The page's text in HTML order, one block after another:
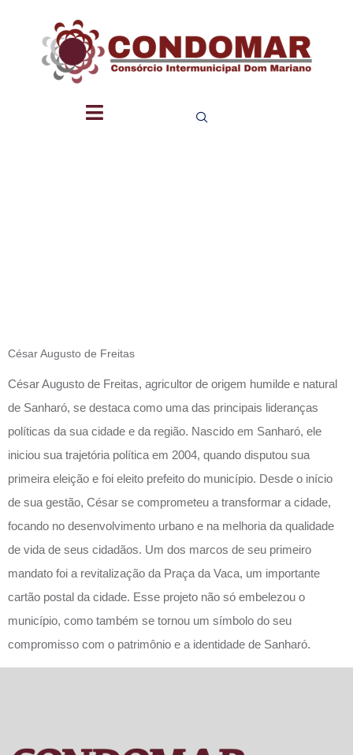
César Augusto de Freitas
César Augusto de Freitas, agricultor de origem humilde e natural
de Sanharó, se destaca como uma das principais lideranças
políticas da sua cidade e da região. Nascido em Sanharó, ele
iniciou sua trajetória política em 2004, quando disputou sua
primeira eleição e foi eleito prefeito do município. Desde o início
de sua gestão, César se comprometeu a transformar a cidade,
focando no desenvolvimento urbano e na melhoria da qualidade
de vida de seus cidadãos. Um dos marcos de seu primeiro
mandato foi a revitalização da Praça da Vaca, um importante
cartão postal da cidade. Esse projeto não só embelezou o
município, como também se tornou um símbolo do seu
compromisso com o patrimônio e a identidade de Sanharó.